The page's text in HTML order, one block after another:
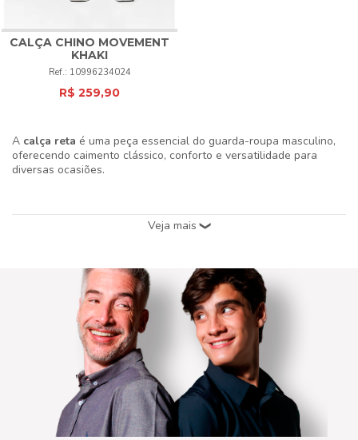
CALÇA CHINO MOVEMENT
KHAKI
10996234024
R$ 259,90
A calça reta é uma peça essencial do guarda-roupa masculino,
oferecendo caimento clássico, conforto e versatilidade para
diversas ocasiões.
Por que escolher a calça reta?
no trabalho ou no cotidiano.
Modelos disponíveis: chino, alfaiataria e
calça chino retaé ideal para um estilo casual elegante. A
calça de alfaiataria retaentrega sofisticação para ambientes
calça jeans reta
é prática e combina bem com
camisetas, polos e jaquetas.
Como combinar a calça reta
Para um look clássico, use comcamisa Oxford. Para algo